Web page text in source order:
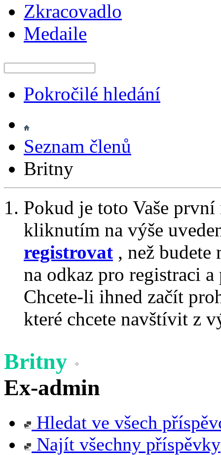
Zkracovadlo
Medaile
Pokročilé hledání
Seznam členů
Britny
Pokud je toto Vaše
kliknutím na výše
registrovat , než
na odkaz pro registraci
Chcete-li ihned začít
které chcete navštívit z
Britny
Ex-admin
Hledat ve všech
Najít všechny příspěvky